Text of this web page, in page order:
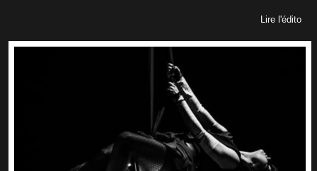
Lire l'édito